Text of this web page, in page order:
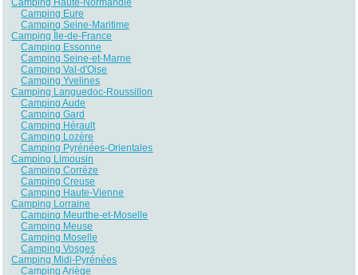
Camping Haute-Normandie
Camping Eure
Camping Seine-Maritime
Camping Île-de-France
Camping Essonne
Camping Seine-et-Marne
Camping Val-d'Oise
Camping Yvelines
Camping Languedoc-Roussillon
Camping Aude
Camping Gard
Camping Hérault
Camping Lozère
Camping Pyrénées-Orientales
Camping Limousin
Camping Corrèze
Camping Creuse
Camping Haute-Vienne
Camping Lorraine
Camping Meurthe-et-Moselle
Camping Meuse
Camping Moselle
Camping Vosges
Camping Midi-Pyrénées
Camping Ariège